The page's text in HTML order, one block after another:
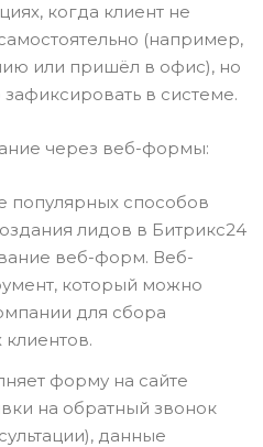
когда клиент не
(например,
или пришёл в офис), но
в системе.
через веб-формы:
популярных способов
лидов в Битрикс24
веб-форм. Веб-
который можно
для сбора
клиентов.
форму на сайте
на обратный звонок
данные